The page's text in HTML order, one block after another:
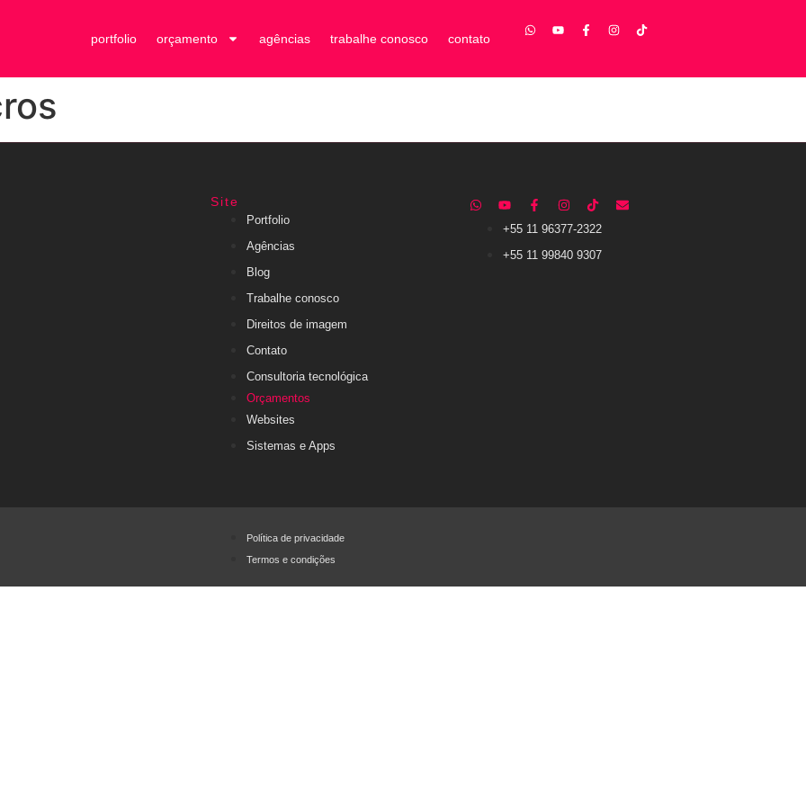
portfolio orçamento agências trabalhe conosco contato
Site
Portfolio
Agências
Blog
Trabalhe conosco
Direitos de imagem
Contato
Consultoria tecnológica
Orçamentos
Websites
Sistemas e Apps
+55 11 96377-2322
+55 11 99840 9307
Política de privacidade
Termos e condições